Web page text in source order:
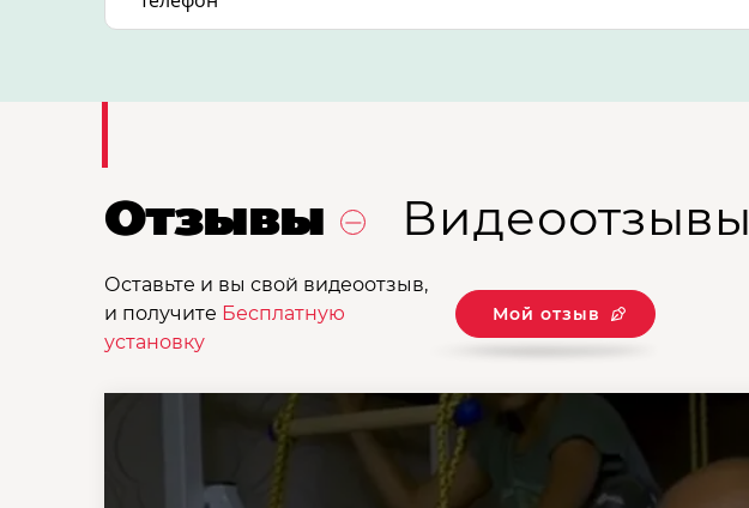
Отзывы Видеоотзывы
Оставьте и вы свой видеоотзыв,
и получите Бесплатную
установку
Мой отзыв